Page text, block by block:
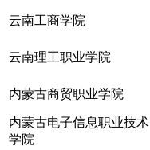
云南工商学院
云南理工职业学院
内蒙古商贸职业学院
内蒙古电子信息职业技术
学院